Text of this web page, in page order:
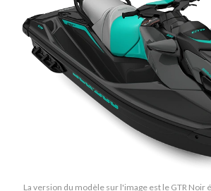
La version du modèle sur l'image est le GTR Noir